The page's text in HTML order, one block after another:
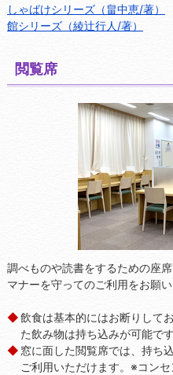
しゃばけシリーズ（畠中恵/著）
館シリーズ（綾辻行人/著）
閲覧席
調べものや読書をするための座
マナーを守ってのご利用をお願い
飲食は基本的にはお断りして
た飲み物は持ち込みが可能です
窓に面した閲覧席では、持ち
ご利用いただけます。※コン